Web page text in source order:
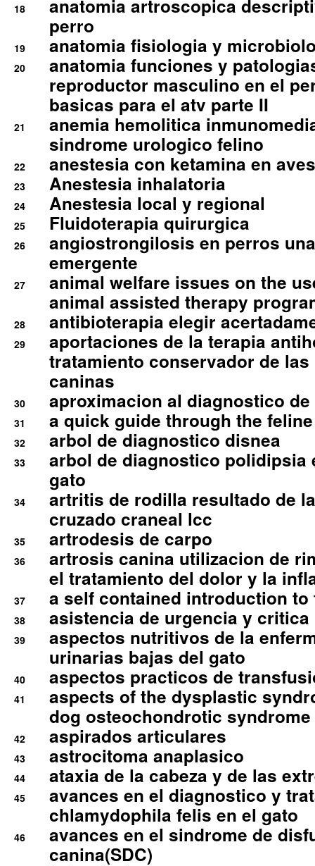
18
anatomia artroscopica
perro
19 anatomia fisiologia y
20
anatomia funciones y
reproductor masculino en el
basicas para el atv parte II
21
anemia hemolitica
sindrome urologico felino
22 anestesia con ketamina en
23 Anestesia inhalatoria
24 Anestesia local y regional
25 Fluidoterapia quirurgica
26
angiostrongilosis en perros
emergente
27
animal welfare issues on the
animal assisted therapy
28 antibioterapia elegir
29
aportaciones de la terapia
tratamiento conservador de
caninas
30 aproximacion al diagnostico
31 a quick guide through the
32 arbol de diagnostico disnea
33
arbol de diagnostico polidipsia
gato
34
artritis de rodilla resultado de
cruzado craneal lcc
35 artrodesis de carpo
36
artrosis canina utilizacion de
el tratamiento del dolor y la
37 a self contained introduction
38 asistencia de urgencia y
39
aspectos nutritivos de la
urinarias bajas del gato
40 aspectos practicos de
41
aspects of the dysplastic
dog osteochondrotic syndrome
42 aspirados articulares
43 astrocitoma anaplasico
44 ataxia de la cabeza y de las
45
avances en el diagnostico y
chlamydophila felis en el gato
46
avances en el sindrome de
canina(SDC)